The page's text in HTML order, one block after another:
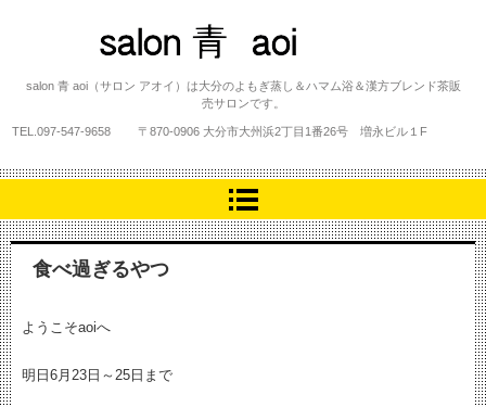
salon 青 aoi
salon 青 aoi（サロン アオイ）は大分のよもぎ蒸し＆ハマム浴＆漢方ブレンド茶販
売サロンです。
TEL. 097-547-9658 〒870-0906 大分市大州浜2丁目1番26号 増永ビル１F
食べ過ぎるやつ
ようこそaoiへ
明日6月23日～25日まで